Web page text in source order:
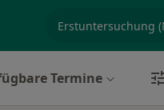
Termine